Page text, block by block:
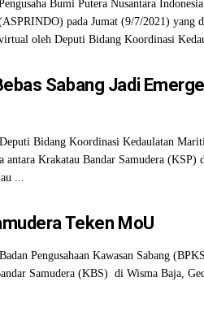
Bumi Putera Nusantara Indonesia
pada Jumat (9/7/2021) yang
oleh Deputi Bidang Koordinasi
Sabang Jadi
Bidang Koordinasi Kedaulatan
Krakatau Bandar Samudera (KSP)
...
Teken MoU
Pengusahaan Kawasan Sabang
Samudera (KBS) di Wisma Baja,